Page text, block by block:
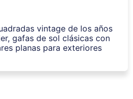
vintage de los años
gafas de sol clásicas con
planas para exteriores